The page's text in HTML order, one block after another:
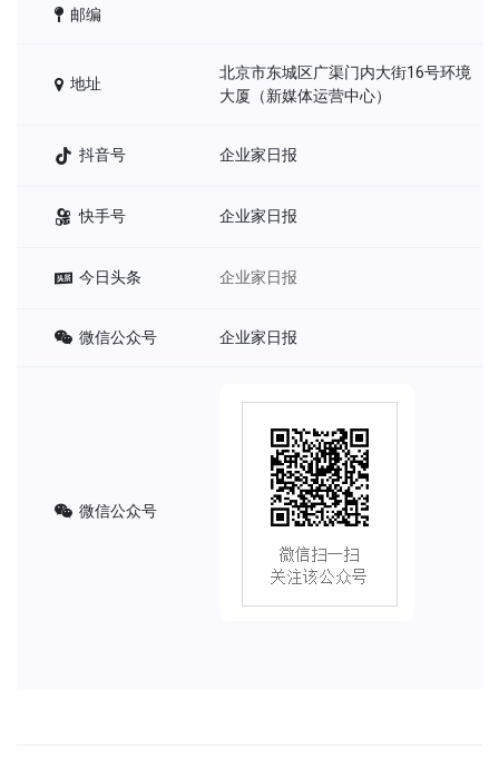
邮编
地址
北京市东城区广渠门内大街16号环境
大厦（新媒体运营中心）
抖音号 企业家日报
快手号 企业家日报
今日头条 企业家日报
微信公众号 企业家日报
微信公众号